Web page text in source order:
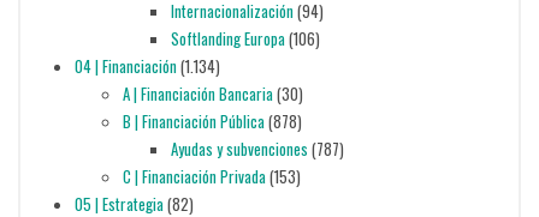
Internacionalización(94)
Softlanding Europa(106)
04 | Financiación(1.134)
A | Financiación Bancaria(30)
B | Financiación Pública(878)
Ayudas y subvenciones (787)
C | Financiación Privada(153)
05 | Estrategia(82)